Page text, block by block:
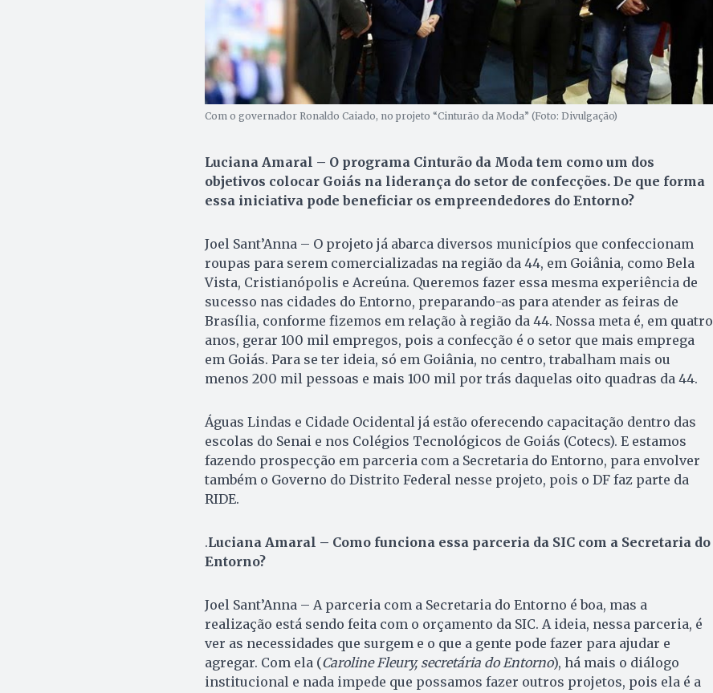
Com o governador Ronaldo Caiado, no projeto “Cinturão da Moda” (Foto: Divulgação)
Luciana Amaral – O programa Cinturão da Moda tem como um dos
objetivos colocar Goiás na liderança do setor de confecções. De que forma
essa iniciativa pode beneficiar os empreendedores do Entorno?
Joel Sant’Anna – O projeto já abarca diversos municípios que confeccionam
roupas para serem comercializadas na região da 44, em Goiânia, como Bela
Vista, Cristianópolis e Acreúna. Queremos fazer essa mesma experiência de
sucesso nas cidades do Entorno, preparando-as para atender as feiras de
Brasília, conforme fizemos em relação à região da 44. Nossa meta é, em quatro
anos, gerar 100 mil empregos, pois a confecção é o setor que mais emprega
em Goiás. Para se ter ideia, só em Goiânia, no centro, trabalham mais ou
menos 200 mil pessoas e mais 100 mil por trás daquelas oito quadras da 44.
Águas Lindas e Cidade Ocidental já estão oferecendo capacitação dentro das
escolas do Senai e nos Colégios Tecnológicos de Goiás (Cotecs). E estamos
fazendo prospecção em parceria com a Secretaria do Entorno, para envolver
também o Governo do Distrito Federal nesse projeto, pois o DF faz parte da
RIDE.
.Luciana Amaral – Como funciona essa parceria da SIC com a Secretaria do
Entorno?
Joel Sant’Anna – A parceria com a Secretaria do Entorno é boa, mas a
realização está sendo feita com o orçamento da SIC. A ideia, nessa parceria, é
ver as necessidades que surgem e o que a gente pode fazer para ajudar e
agregar. Com ela (Caroline Fleury, secretária do Entorno), há mais o diálogo
institucional e nada impede que possamos fazer outros projetos, pois ela é a